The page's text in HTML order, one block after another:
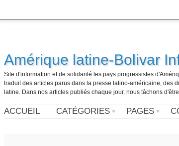
Amérique latine-Bolivar
Site d'information et de solidarité les pays progressistes
traduit des articles parus dans la presse latino-américaine, des
latine. Dans nos articles publiés chaque jour, nous tâchons
ACCUEIL CATÉGORIES PAGES